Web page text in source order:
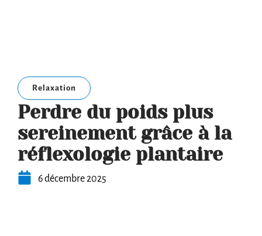
Relaxation
Perdre du poids plus
sereinement grâce à la
réflexologie plantaire
6 décembre 2025